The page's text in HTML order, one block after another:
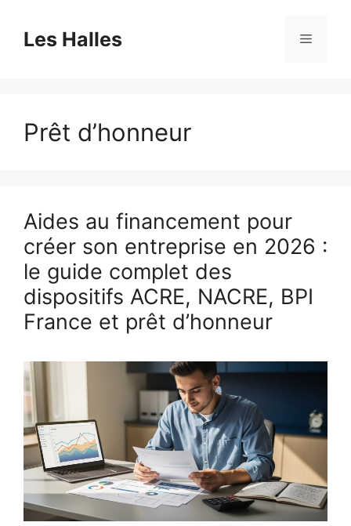
contenuLes Halles Menu
Prêt d’honneur
Aides au financement pour
créer son entreprise en 2026 :
le guide complet des
dispositifs ACRE, NACRE, BPI
France et prêt d’honneur